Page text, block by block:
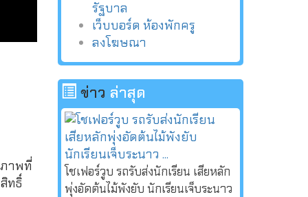
าพที่
ทธิ์
รัฐบาล
เว็บบอร์ด ห้องพักครู
ลงโฆษณา
ข่าว ล่าสุด
โชเฟอร์วูบ รถรับส่งนักเรียน เสียหลัก
พุ่งอัดต้นไม้พังยับ นักเรียนเจ็บระนาว